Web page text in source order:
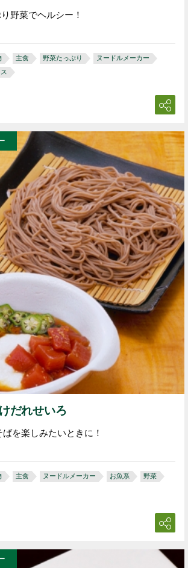
野菜でヘルシー！
主食 野菜たっぷり
ヌードルメーカー
だれせいろ
を楽しみたいときに！
主食 ヌードルメーカー お魚系
野菜